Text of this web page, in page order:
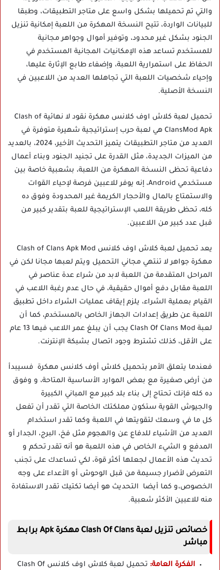
والتي تم تحميلها بشكل واسع على متاجر التطبيقات، وطبقا
للبيانات الواردة، تتيح النسخة المهكرة من اللعبة إمكانية تنزيل
الجنود بشكل غير محدود، وتوفير أموال وجواهر مجانية
للمستخدم تساعد هذه الإمكانيات المجانية المستخدم في
الحفاظ على استمرارية اللعبة، وإضفاء طابع الإثارة عليها،
وإحياء شخصيات اللعبة التي تجاهلها العديد من اللاعبين في
النسخة الأصلية.
تحميل لعبة كلاش اوف كلانس مهكرة نقود لا نهائية Clash of
ClansMod Apk هي لعبة حرب إستراتيجية شهيرة متوفرة في
العديد من متاجر التطبيقات يتميز التحديث الأخير، 2024، بالعديد
من الميزات الجديدة، مثل القدرة على تجنيد الجنود وبناء أعمال
دفاعية تحظى النسخة المهكرة من اللعبة، بشعبية خاصة بين
مستخدمي Android، إنه يوفر للاعبين فرصة لإحياء القوات
والاستمتاع بالمال والأحجار الكريمة غير المحدودة وفوق ده
كله، تحظى طريقة اللعب الإستراتيجية للعبة بتقدير كبير من
قبل عدد كبير من اللاعبين.
يعد تحميل لعبة كلاش اوف كلانس Clash of Clans Apk Mod
مهكرة جواهر لا تنتهي مجاني التحميل ويتم لعبها مجانا لكن في
المراحل المتقدمة من اللعبة لابد من شراء عدة عناصر في
اللعبة مقابل دفع أموال حقيقية، في حال عدم رغبة اللاعب في
القيام بعملية الشراء، يلزم إيقاف عمليات الشراء داخل تطبيق
اللعبة عن طريق إعدادات الجهاز الخاص بالمستخدم، كما أن
لعبة Clash Of Clans Mod يجب أن يبلغ عمر اللاعب فيها 13 عام
على الأقل، كذلك تشترط وجود اتصال بشبكة الإنترنت.
فعندما يتعلق الأمر بتحميل كلاش أوف كلانس مهكرة فسيبدأ
من أرض صغيرة مع بعض الموارد الأساسية المتاحة، و وفوق
ده كله فإنك تحتاج إلى بناء بلد كبير مع المباني الكبيرة
والجيوش القوية ستكون مملكتك الخاصة التي تقدر أن تفعل
كل ما في وسعك لتقويتها في اللعبة وكما تقدر استخدام
العديد من الأشياء للدفاع عن والهجوم مثل فخ، البرج، الجدار أو
المدفع و الشيء الخاص في هذه اللعبة هو أنه تقدر تحكم و
تحديث هذه الأعمال لجعلها أكثر قوة، لكي تساعدك على تجنب
التعرض لأضرار جسيمة من قبل الوحوش أو الأعداء على وجه
الخصوص،و كما أيضا التحديث هو أيضا تكتيك تقدر الاستفادة
منه للاعبين الأكثر شعبية.
خصائص تنزيل لعبة Clash Of Clans مهكرة Apk برابط
مباشر
الفكرة العامة: تحميل لعبة كلاش اوف كلانس Clash Of